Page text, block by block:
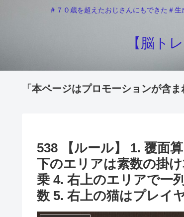
＃７０歳を超えたおじさんにもできた＃
【脳ト
「本ページはプロモーションが含ま
538 【ルール】 1. 覆面
下のエリアは素数の掛
乗 4. 右上のエリアで一
数 5. 右上の猫はプレイ